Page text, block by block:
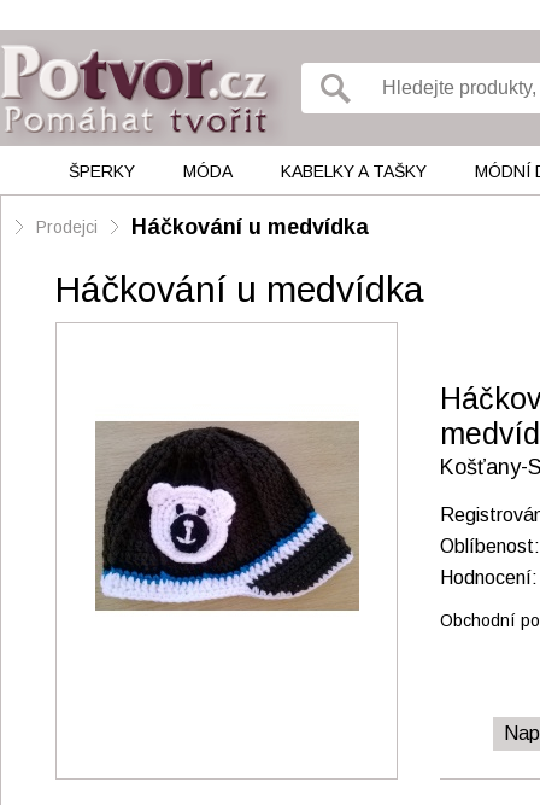
ŠPERKY MÓDA KABELKY A TAŠKY MÓDNÍ
Prodejci Háčkování u medvídka
Háčkování u medvídka
Košťany-
Obchodní